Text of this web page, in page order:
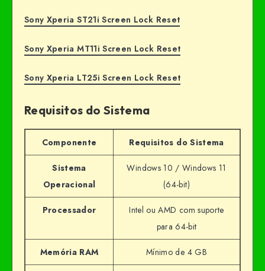
Sony Xperia ST21i Screen Lock Reset
Sony Xperia MT11i Screen Lock Reset
Sony Xperia LT25i Screen Lock Reset
Requisitos do Sistema
Componente Requisitos do Sistema
Sistema
Operacional
Windows 10 / Windows 11
(64-bit)
Processador
Intel ou AMD com suporte
para 64-bit
Memória RAM Mínimo de 4 GB